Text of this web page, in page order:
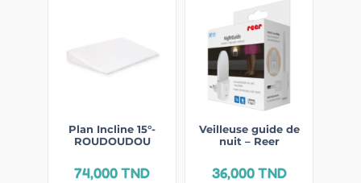
Plan Incline 15°-
ROUDOUDOU
74,000TND
Veilleuse guide de
nuit – Reer
36,000TND